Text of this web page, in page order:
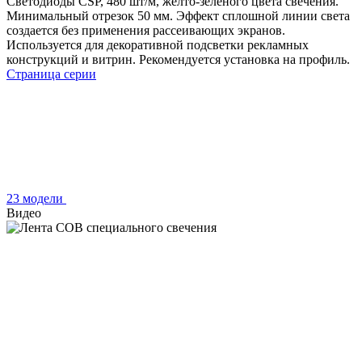
Минимальный отрезок 50 мм. Эффект сплошной линии света
создается без применения рассеивающих экранов.
Используется для декоративной подсветки рекламных
конструкций и витрин. Рекомендуется установка на профиль.
Страница серии
23 модели
Видео